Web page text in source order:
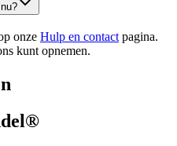
onze Hulp en contact pagina.
kunt opnemen.